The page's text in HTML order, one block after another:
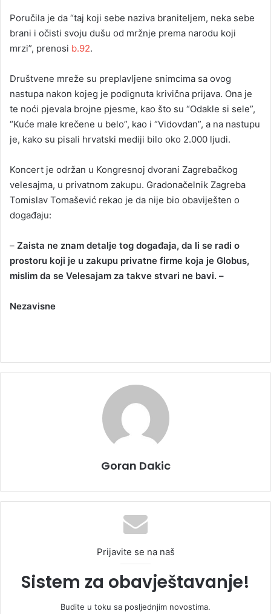
Poručila je da “taj koji sebe naziva braniteljem, neka sebe
brani i očisti svoju dušu od mržnje prema narodu koji
mrzi”, prenosi b.92.
Društvene mreže su preplavljene snimcima sa ovog
nastupa nakon kojeg je podignuta krivična prijava. Ona je
te noći pjevala brojne pjesme, kao što su “Odakle si sele”,
“Kuće male krečene u belo”, kao i “Vidovdan”, a na nastupu
je, kako su pisali hrvatski mediji bilo oko 2.000 ljudi.
Koncert je održan u Kongresnoj dvorani Zagrebačkog
velesajma, u privatnom zakupu. Gradonačelnik Zagreba
Tomislav Tomašević rekao je da nije bio obaviješten o
događaju:
– Zaista ne znam detalje tog događaja, da li se radi o
prostoru koji je u zakupu privatne firme koja je Globus,
mislim da se Velesajam za takve stvari ne bavi. –
Nezavisne
Goran Dakic
Prijavite se na naš
Sistem za obavještavanje!
Budite u toku sa posljednjim novostima.